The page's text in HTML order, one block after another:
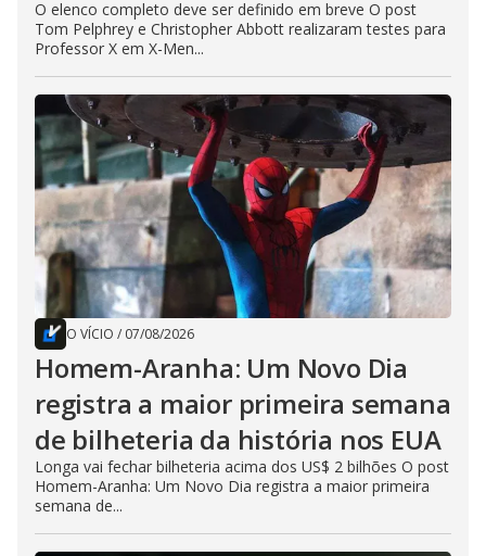
O elenco completo deve ser definido em breve O post
Tom Pelphrey e Christopher Abbott realizaram testes para
Professor X em X-Men...
O VÍCIO / 07/08/2026
Homem-Aranha: Um Novo Dia
registra a maior primeira semana
de bilheteria da história nos EUA
Longa vai fechar bilheteria acima dos US$ 2 bilhões O post
Homem-Aranha: Um Novo Dia registra a maior primeira
semana de...